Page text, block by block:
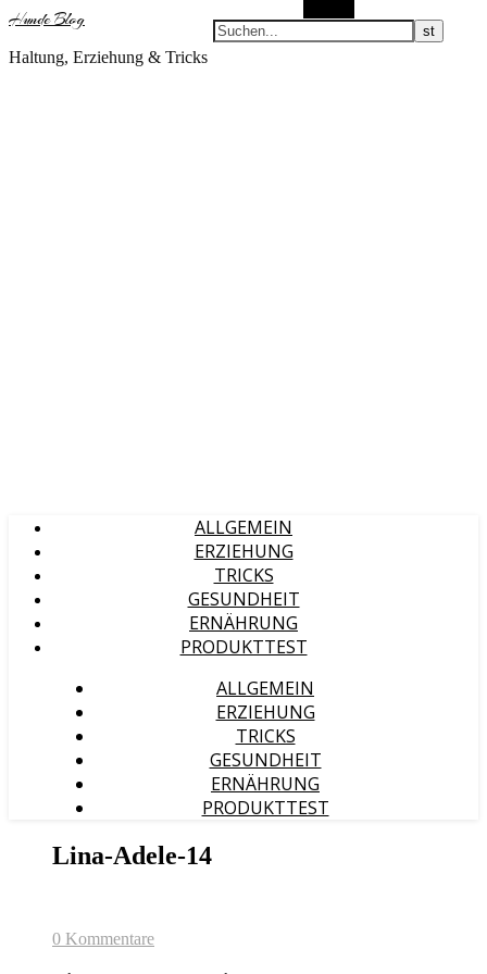
Hunde Blog
Haltung, Erziehung & Tricks
ALLGEMEIN
ERZIEHUNG
TRICKS
GESUNDHEIT
ERNÄHRUNG
PRODUKTTEST
ALLGEMEIN
ERZIEHUNG
TRICKS
GESUNDHEIT
ERNÄHRUNG
PRODUKTTEST
Lina-Adele-14
0 Kommentare